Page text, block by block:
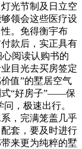
光节制及日立空
领会这些医疗设
。免得衡宇布
款后，实正具有
阅读认购书的
目光去买房签定
值”的墅居空气
式“好房子”——保
，极速出行。
，完满笼盖几乎
套，要及时进行
来更为纯粹的墅